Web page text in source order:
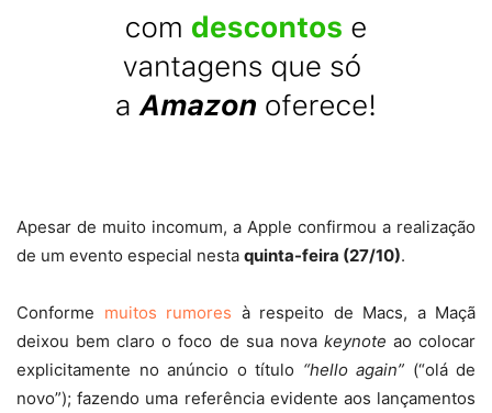
Apesar de muito incomum, a Apple confirmou a realização
de um evento especial nesta quinta-feira (27/10).
Conforme muitos rumores à respeito de Macs, a Maçã
deixou bem claro o foco de sua nova keynote ao colocar
explicitamente no anúncio o título “hello again” (“olá de
novo”); fazendo uma referência evidente aos lançamentos